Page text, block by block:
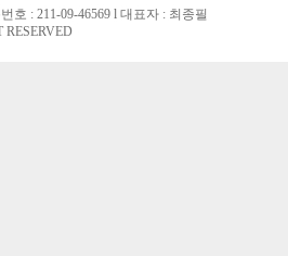
호 : 211-09-46569 l 대표자 : 최종필
RESERVED